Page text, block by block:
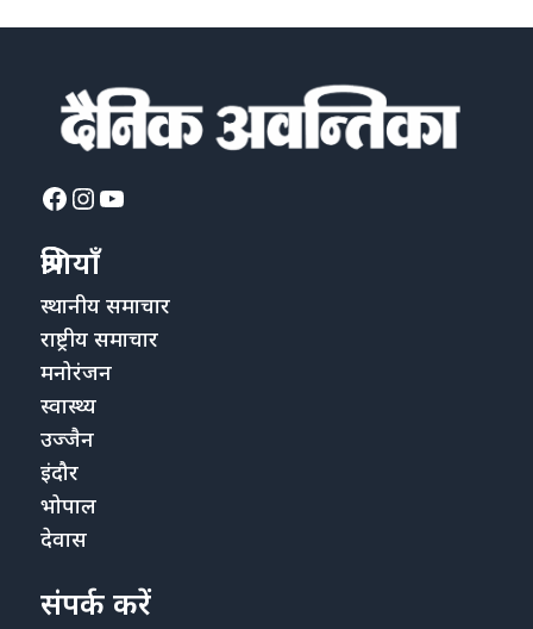
Facebook
Instagram
YouTube
श्रेणियाँ
स्थानीय समाचार
राष्ट्रीय समाचार
मनोरंजन
स्वास्थ्य
उज्जैन
इंदौर
भोपाल
देवास
संपर्क करें